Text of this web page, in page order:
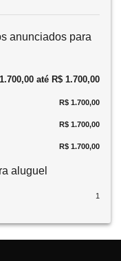
anunciados para
até R$ 1.700,00
R$ 1.700,00
R$ 1.700,00
R$ 1.700,00
aluguel
1